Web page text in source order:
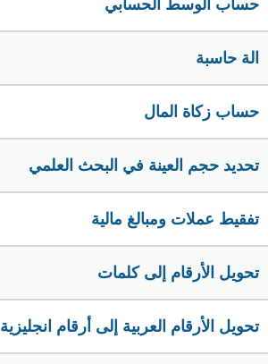
حساب الوسط الحسابي
الة حاسبة
حساب زكاة المال
تحديد حجم العينة في البحث العلمي
تفقيط عملات ومبالغ مالية
تحويل الأرقام إلى كلمات
تحويل الأرقام العربية إلى أرقام انجليزية